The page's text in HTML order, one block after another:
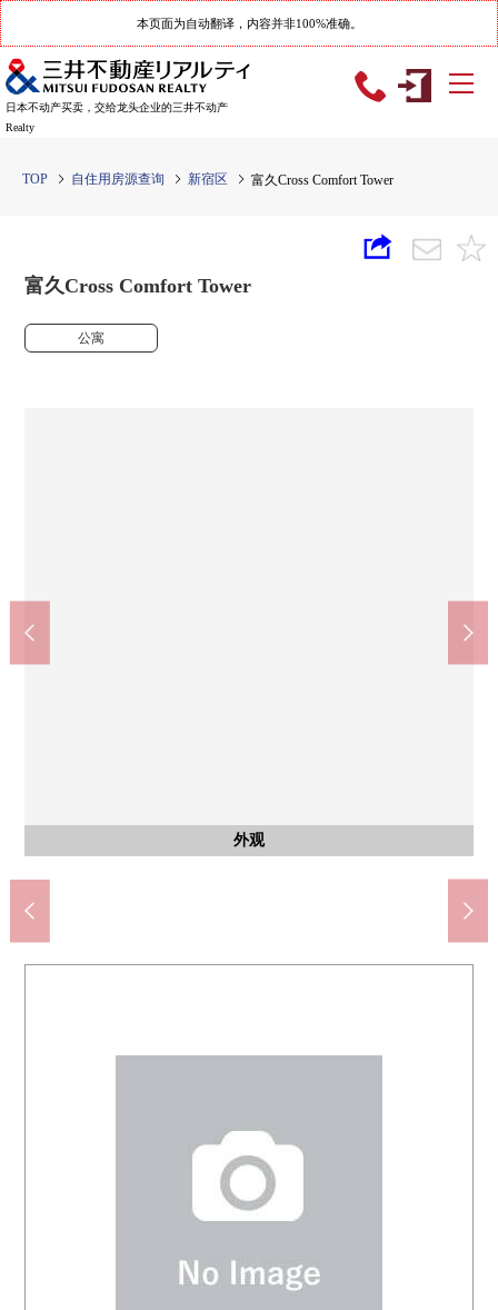
本页面为自动翻译，内容并非100%准确。
日本不动产买卖，交给龙头企业的三井不动产
Realty
TOP 自住用房源查询 新宿区 富久Cross Comfort Tower
富久Cross Comfort Tower
公寓
外观
风景
能在南侧希望新宿御苑的绿
风景
阳台
wide span的阳台
阳台
wide span的阳台
客厅
客厅
西式房间
约7.1张塌塌米西式房间
收纳
约7.1张塌塌米西式房间部分
西式房间
客厅北侧，西式房间
西式房间
约7.1张塌塌米西式房间
西式房间
约4.9张塌塌米西式房间
收纳
约4.9张塌塌米西式房间部分
厨房
厨房
厨房
3份炉子
厨房
洗碗机
洗脸
公共汽车
收纳
洗脸部分
厕所
收纳
客厅部分，约1张塌塌米库存
收纳
门口部分，约1张塌塌米库存
门口
收纳
门口部分
共有部分
Sky休息室
共有部分
Sky休息室
共有部分
Sky休息室
入口
大厅入口
入口
大厅入口
入口
外观